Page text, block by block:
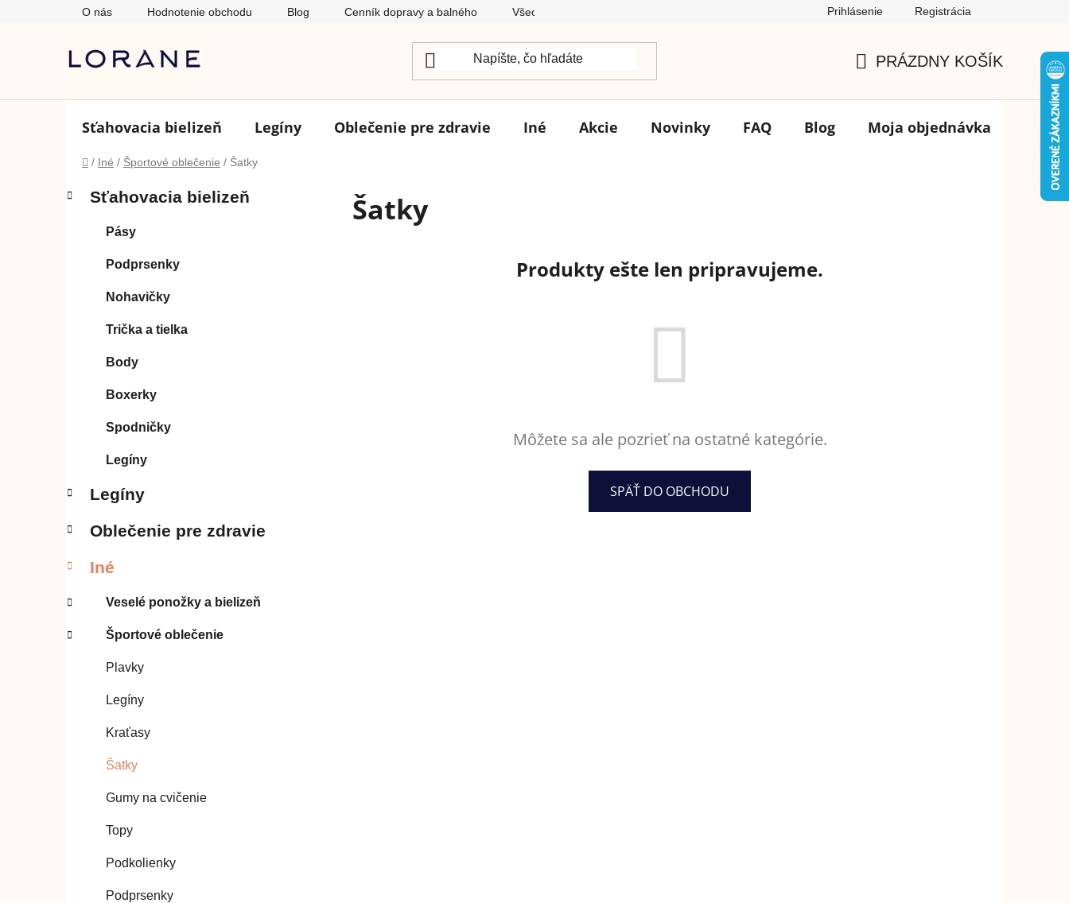
O nás Hodnotenie obchodu Blog Cenník dopravy a balného Všeobecné obchodné podmienky Podmienky ochrany osobných údajov FAQ
Prihlásenie Registrácia
KOŠÍK
PRÁZDNY KOŠÍK
Sťahovacia bielizeň Legíny Oblečenie pre zdravie Iné Akcie Novinky FAQ Blog Moja objednávka
Domov
/ Iné / Športové oblečenie / Šatky
B
o
kategórie
K
a
Sťahovacia bielizeň
Pásy
Podprsenky
Nohavičky
Trička a tielka
Body
Boxerky
Spodničky
Legíny
Legíny
Oblečenie pre zdravie
Iné
Veselé ponožky a bielizeň
Športové oblečenie
Plavky
Legíny
Kraťasy
Šatky
Gumy na cvičenie
Topy
Podkolienky
Podprsenky
Šatky
Produkty ešte len pripravujeme.
Môžete sa ale pozrieť na ostatné kategórie.
SPÄŤ DO OBCHODU